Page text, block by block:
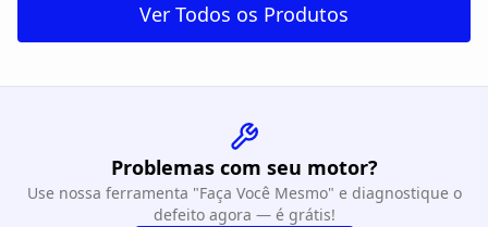
Ver Todos os Produtos
Problemas com seu motor?
Use nossa ferramenta "Faça Você Mesmo" e diagnostique o
defeito agora — é grátis!